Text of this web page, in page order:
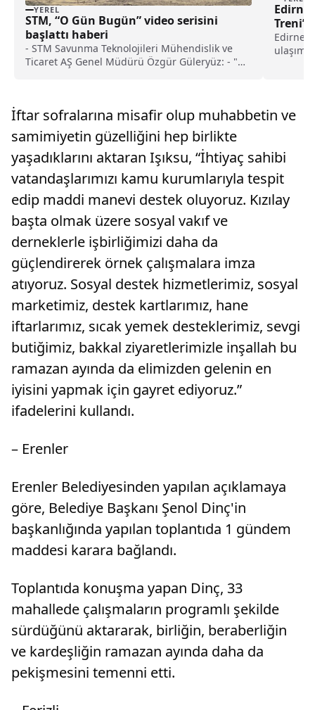
YEREL
STM, “O Gün Bugün” video serisini
başlattı haberi
- STM Savunma Teknolojileri Mühendislik ve
Ticaret AŞ Genel Müdürü Özgür Güleryüz: - "Bu
Treni”
Edirne
İftar sofralarına misafir olup muhabbetin ve
samimiyetin güzelliğini hep birlikte
yaşadıklarını aktaran Işıksu, “İhtiyaç sahibi
vatandaşlarımızı kamu kurumlarıyla tespit
edip maddi manevi destek oluyoruz. Kızılay
başta olmak üzere sosyal vakıf ve
derneklerle işbirliğimizi daha da
güçlendirerek örnek çalışmalara imza
atıyoruz. Sosyal destek hizmetlerimiz, sosyal
marketimiz, destek kartlarımız, hane
iftarlarımız, sıcak yemek desteklerimiz, sevgi
butiğimiz, bakkal ziyaretlerimizle inşallah bu
ramazan ayında da elimizden gelenin en
iyisini yapmak için gayret ediyoruz.”
ifadelerini kullandı.
– Erenler
Erenler Belediyesinden yapılan açıklamaya
göre, Belediye Başkanı Şenol Dinç'in
başkanlığında yapılan toplantıda 1 gündem
maddesi karara bağlandı.
Toplantıda konuşma yapan Dinç, 33
mahallede çalışmaların programlı şekilde
sürdüğünü aktararak, birliğin, beraberliğin
ve kardeşliğin ramazan ayında daha da
pekişmesini temenni etti.